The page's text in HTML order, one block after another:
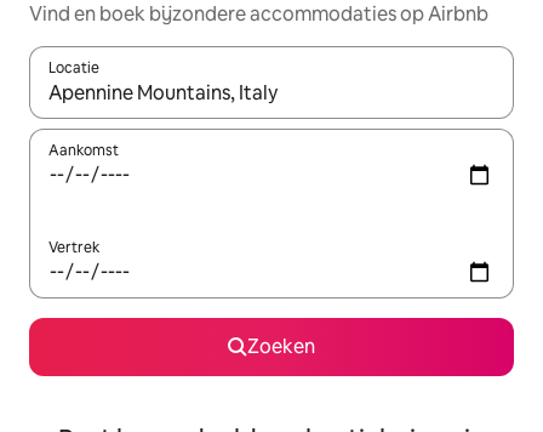
Vind en boek bijzondere accommodaties op Airbnb
Locatie
Wanneer er suggesties beschikbaar zijn, maak je een keuze
Aankomst
Vertrek
Zoeken